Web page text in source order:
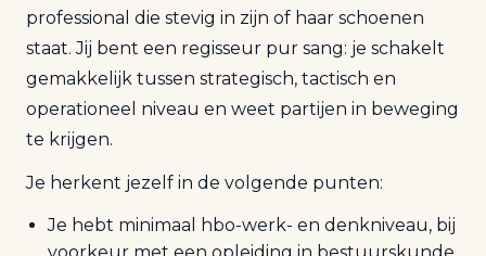
professional die stevig in zijn of haar schoenen
staat. Jij bent een regisseur pur sang: je schakelt
gemakkelijk tussen strategisch, tactisch en
operationeel niveau en weet partijen in beweging
te krijgen.
Je herkent jezelf in de volgende punten:
Je hebt minimaal hbo-werk- en denkniveau, bij